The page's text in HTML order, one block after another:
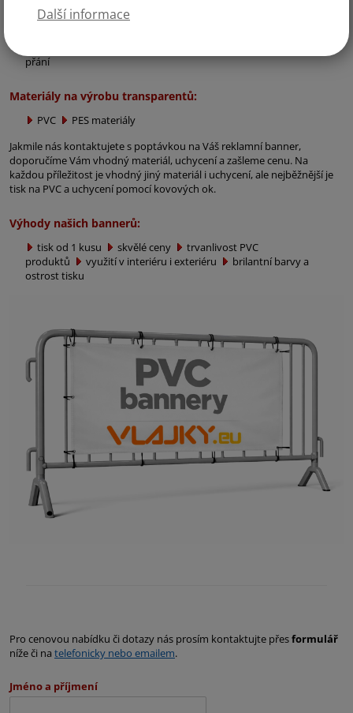
Další informace
Uchycení reklamních bannerů:
přání
Materiály na výrobu transparentů:
PVC
PES materiály
Jakmile nás kontaktujete s poptávkou na Váš reklamní banner,
doporučíme Vám vhodný materiál, uchycení a zašleme cenu. Na
každou příležitost je vhodný jiný materiál i uchycení, ale nejběžnější je
tisk na PVC a uchycení pomocí kovových ok.
Výhody našich bannerů:
tisk od 1 kusu skvělé ceny
trvanlivost PVC
produktů
využití v interiéru i exteriéru
brilantní barvy a
ostrost tisku
Pro cenovou nabídku či dotazy nás prosím kontaktujte přesformulář
níže či na telefonicky nebo emailem.
Jméno a příjmení